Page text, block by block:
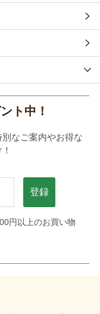
ト中！
なご案内やお得な
登録
円以上のお買い物